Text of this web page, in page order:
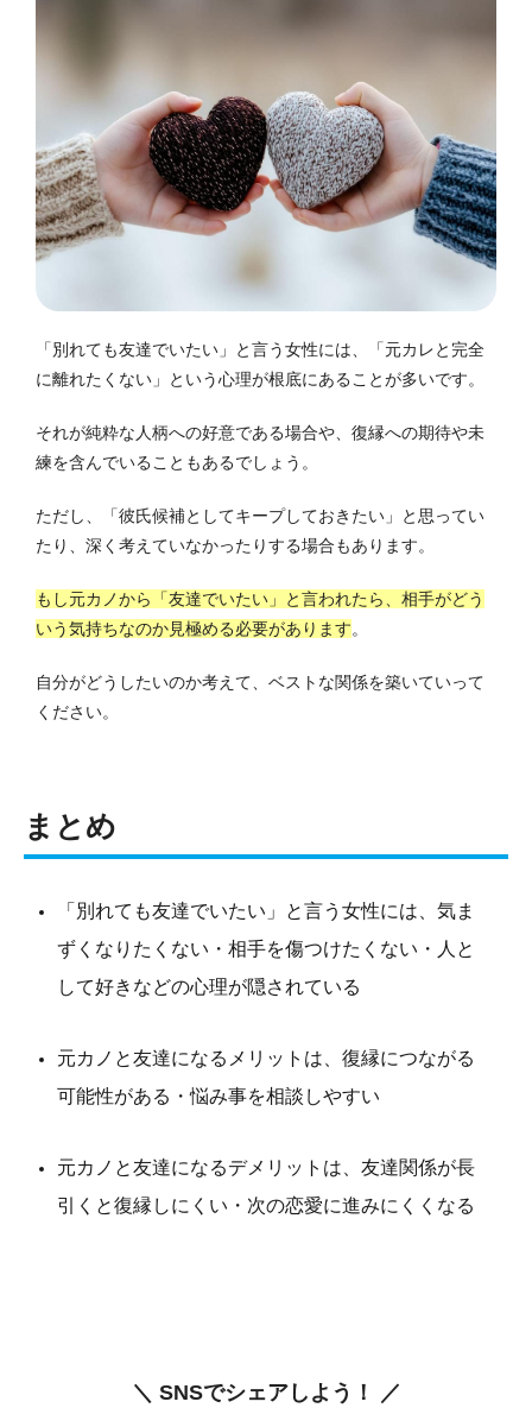
「別れても友達でいたい」と言う女性には、「元カレと完全
に離れたくない」という心理が根底にあることが多いです。
それが純粋な人柄への好意である場合や、復縁への期待や未
練を含んでいることもあるでしょう。
ただし、「彼氏候補としてキープしておきたい」と思ってい
たり、深く考えていなかったりする場合もあります。
もし元カノから「友達でいたい」と言われたら、相手がどう
いう気持ちなのか見極める必要があります。
自分がどうしたいのか考えて、ベストな関係を築いていって
ください。
まとめ
「別れても友達でいたい」と言う女性には、気ま
ずくなりたくない・相手を傷つけたくない・人と
して好きなどの心理が隠されている
元カノと友達になるメリットは、復縁につながる
可能性がある・悩み事を相談しやすい
元カノと友達になるデメリットは、友達関係が長
引くと復縁しにくい・次の恋愛に進みにくくなる
＼ SNSでシェアしよう！ ／